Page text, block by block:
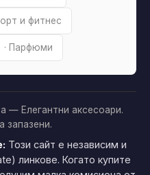
и фитнес
· Парфюми
— Елегантни аксесоари.
запазени.
Този сайт е независим и
линкове. Когато купите